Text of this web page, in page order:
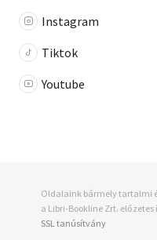
Instagram
Tiktok
Youtube
Oldalaink bármely tartalmi
a Libri-Bookline Zrt. előzetes
SSL tanúsítvány